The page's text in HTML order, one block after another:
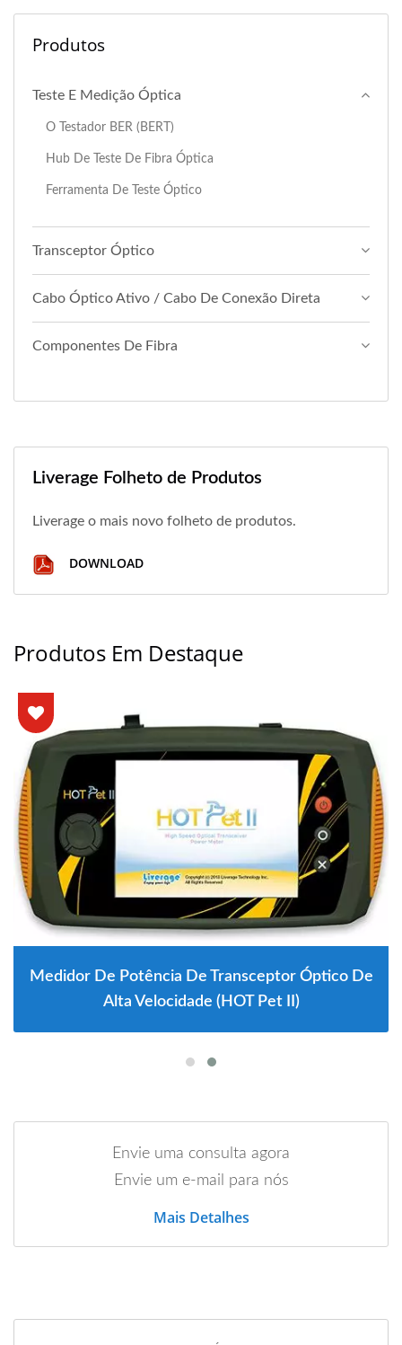
Produtos
Teste E Medição Óptica
O Testador BER (BERT)
Hub De Teste De Fibra Óptica
Ferramenta De Teste Óptico
Transceptor Óptico
Cabo Óptico Ativo / Cabo De Conexão Direta
Componentes De Fibra
Liverage Folheto de Produtos
Liverage o mais novo folheto de produtos.
DOWNLOAD
Produtos Em Destaque
Medidor De Potência De Transceptor Óptico De
Alta Velocidade (HOT Pet II)
Envie uma consulta agora
Envie um e-mail para nós
Mais Detalhes